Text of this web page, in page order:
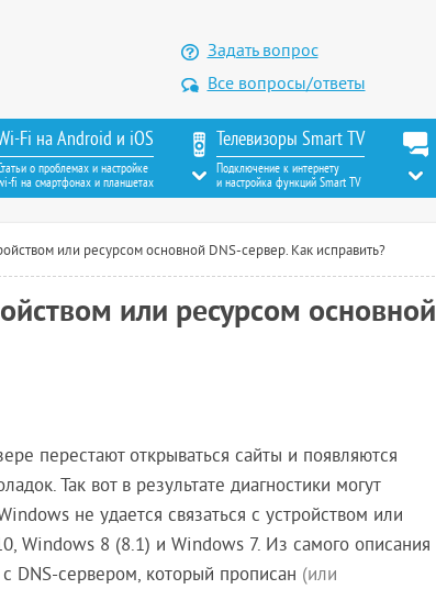
Fi на Android и iOS
о проблемах и настройке
fi на смартфонах и планшетах
Телевизоры Smart TV
Подключение к интернету
и настройка функций Smart TV
Задать вопрос
Все вопросы/ответы
или ресурсом основной DNS-сервер. Как исправить?
или ресурсом основной
перестают открываться сайты и появляются
Так вот в результате диагностики могут
не удается связаться с устройством или
Windows 8 (8.1) и Windows 7. Из самого описания
DNS-сервером, который прописан (или